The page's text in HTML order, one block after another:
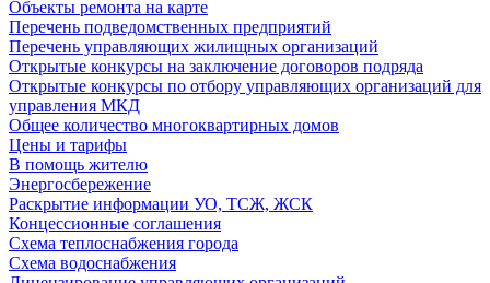
Объекты ремонта на карте
Перечень подведомственных предприятий
Перечень управляющих жилищных организаций
Открытые конкурсы на заключение договоров подряда
Открытые конкурсы по отбору управляющих организаций для
управления МКД
Общее количество многоквартирных домов
Цены и тарифы
В помощь жителю
Энергосбережение
Раскрытие информации УО, ТСЖ, ЖСК
Концессионные соглашения
Схема теплоснабжения города
Схема водоснабжения